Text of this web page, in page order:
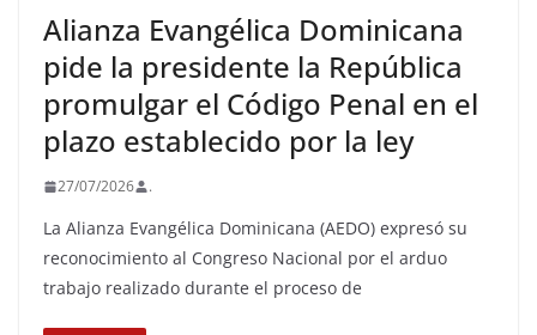
Alianza Evangélica Dominicana
pide la presidente la República
promulgar el Código Penal en el
plazo establecido por la ley
27/07/2026 .
La Alianza Evangélica Dominicana (AEDO) expresó su
reconocimiento al Congreso Nacional por el arduo
trabajo realizado durante el proceso de